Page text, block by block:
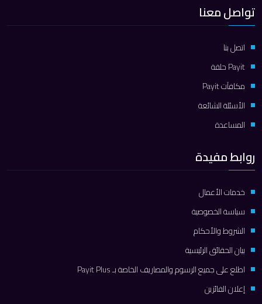
تواصل معنا
اتصل بنا
Payit حلقة
مكافآت Payit
الأسئلة الشائعة
المساعدة
روابط مفيدة
خدمات الأعمال
سياسة الخصوصية
الشروط والأحكام
بيان الحقائق الرئيسية
اطلع على جميع الرسوم والمصاريف الخاصة بـ Payit Plus
إعلان الفائزين